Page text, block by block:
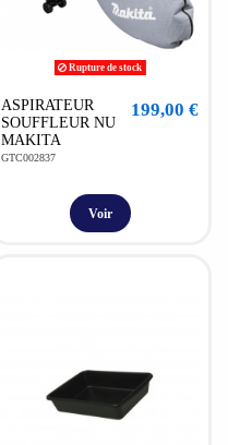
Rupture de stock
ASPIRATEUR
SOUFFLEUR NU
MAKITA
GTC002837
199,00 €
Voir